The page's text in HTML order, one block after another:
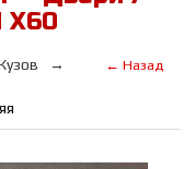
Х60
← Назад